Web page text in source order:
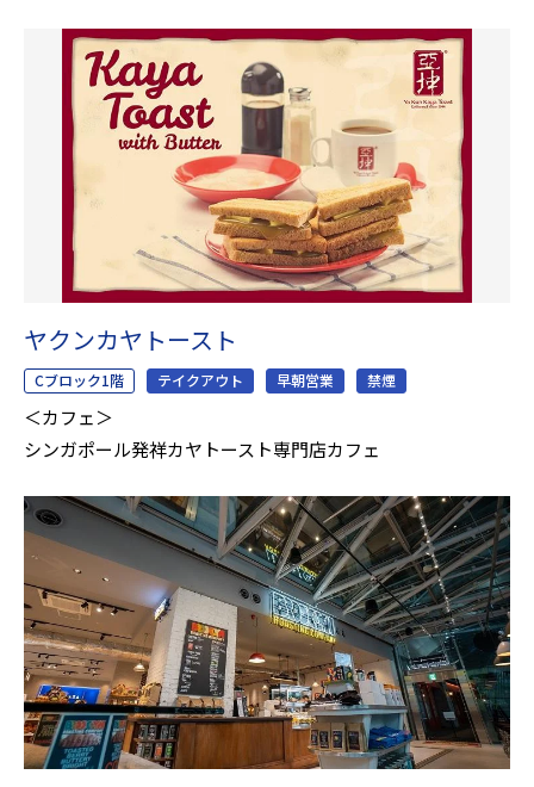
ヤクンカヤトースト
Cブロック1階 テイクアウト 早朝営業 禁煙
＜カフェ＞
シンガポール発祥カヤトースト専門店カフェ